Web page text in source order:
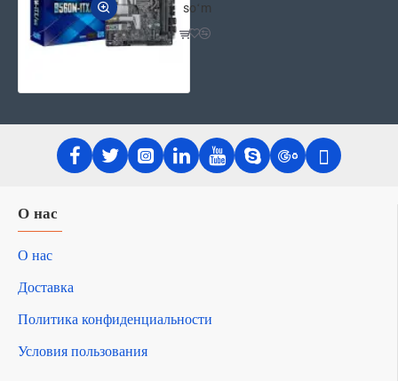
soʻm
О нас
О нас
Доставка
Политика конфиденциальности
Условия пользования